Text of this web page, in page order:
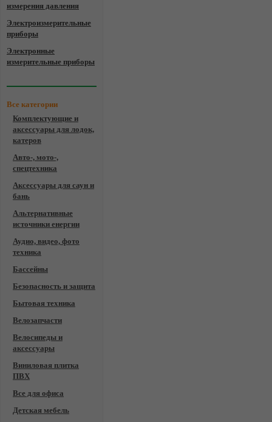
измерения давления
Электроизмерительные
приборы
Электронные
измерительные приборы
Все категории
Комплектующие и
аксессуары для лодок,
катеров
Авто-, мото-,
спецтехника
Аксессуары для саун и
бань
Альтернативные
источники енергии
Аудио, видео, фото
техника
Бассейны
Безопасность и защита
Бытовая техника
Велозапчасти
Велосипеды и
аксессуары
Виниловая плитка
ПВХ
Все для офиса
Детская мебель